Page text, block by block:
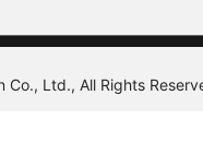
Co., Ltd., All Rights